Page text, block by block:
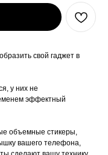
свой гаджет в
у них не
эффектный
объемные стикеры,
вашего телефона,